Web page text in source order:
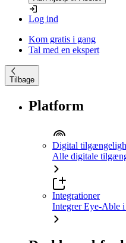
Log ind
Kom gratis i gang
Tal med en ekspert
Tilbage
Platform
Digital
Alle digitale
Integrationer
Integrer Eye-Able